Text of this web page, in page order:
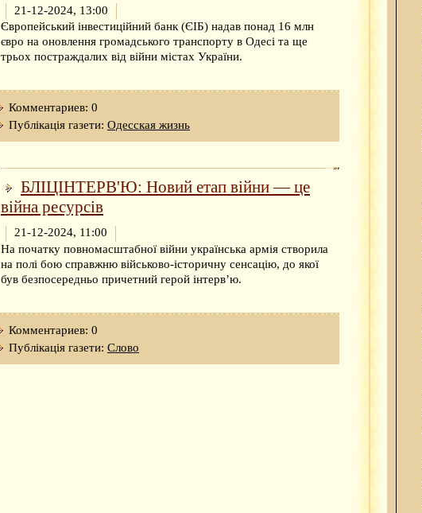
21-12-2024, 13:00
Європейський інвестиційний банк (ЄІБ) надав понад 16 млн
євро на оновлення громадського транспорту в Одесі та ще
трьох постраждалих від війни містах України.
Комментариев: 0
Публікація газети: Одесская жизнь
БЛІЦІНТЕРВ'Ю: Новий етап війни — це
війна ресурсів
21-12-2024, 11:00
На початку повномасштабної війни українська армія створила
на полі бою справжню військово-історичну сенсацію, до якої
був безпосередньо причетний герой інтерв’ю.
Комментариев: 0
Публікація газети: Слово